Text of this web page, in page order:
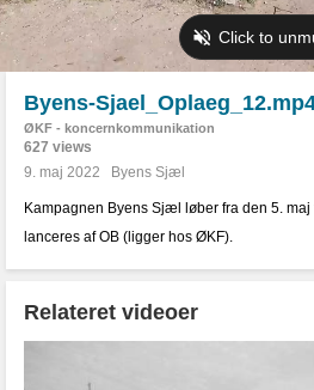
Byens-
ØKF - koncernkommunikation
627 views
9. maj 2022
Byens Sjæl
Kampagnen Byens Sjæl løber fra den 5.
lanceres af OB (ligger hos ØKF).
Relateret videoer